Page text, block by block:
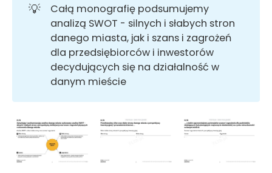
💡
Całą monografię podsumujemy
analizą SWOT - silnych i słabych stron
danego miasta, jak i szans i zagrożeń
dla przedsiębiorców i inwestorów
decydujących się na działalność w
danym mieście